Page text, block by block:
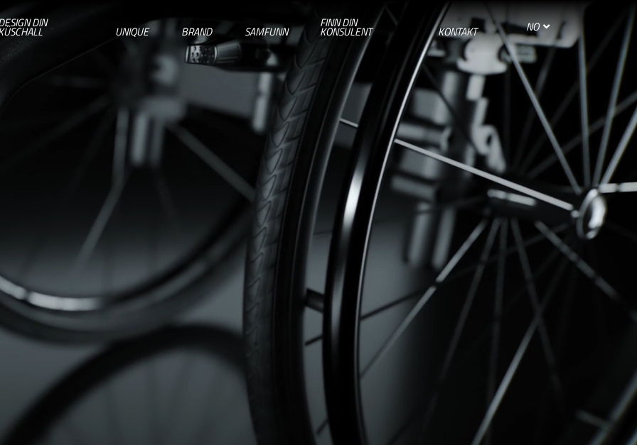
DIN
UNIQUE BRAND SAMFUNN
FINN DIN
KONSULENT KONTAKT NO
VELG DITT LAND
IRELAND
ITALY
SCHWEIZ
SPAIN
SUISSE
SVIZZERA
SWEDEN
UNITED KINGDOM